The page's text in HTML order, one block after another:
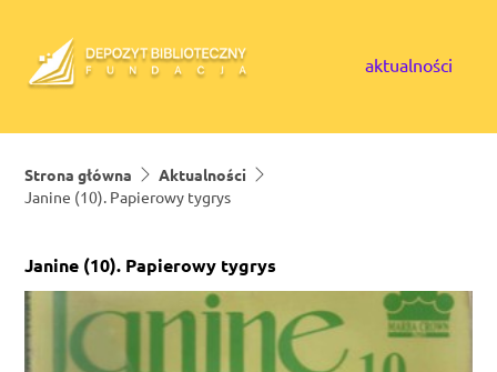
aktualności
Strona główna
Aktualności
Janine (10). Papierowy tygrys
Janine (10). Papierowy tygrys